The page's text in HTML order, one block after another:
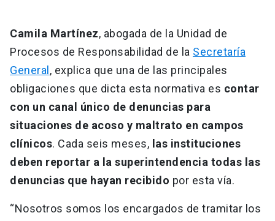
Camila Martínez, abogada de la Unidad de
Procesos de Responsabilidad de la Secretaría
General , explica que una de las principales
obligaciones que dicta esta normativa es contar
con un canal único de denuncias para
situaciones de acoso y maltrato en campos
clínicos. Cada seis meses, las instituciones
deben reportar a la superintendencia todas las
denuncias que hayan recibido por esta vía.
“Nosotros somos los encargados de tramitar los